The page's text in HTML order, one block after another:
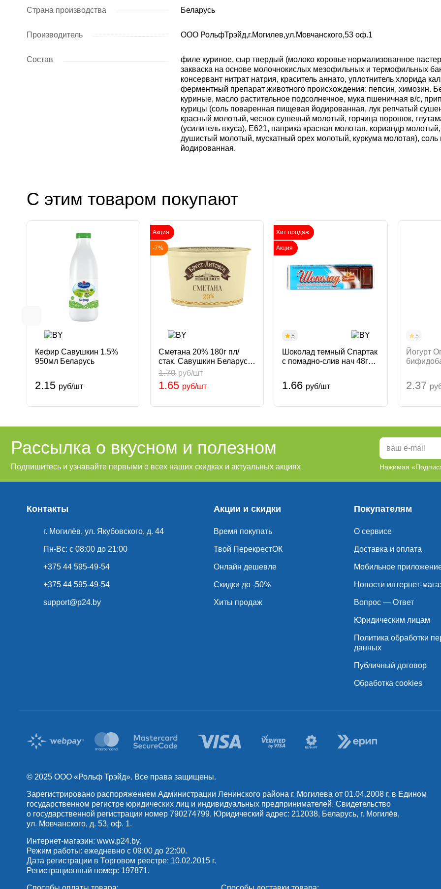
Страна производства Беларусь
Производитель ООО РольфТрэйд,г.Могилев,ул.Мовчанского,53 оф.1
Состав
филе куриное, сыр твердый (молоко коровье нормализованное
закваска на основе молочнокислых мезофильных и термофильных
консервант нитрат натрия, краситель аннато, уплотнитель хлорида
ферментный препарат животного происхождения: пепсин, химозин.
куриные, масло растительное подсолнечное, мука пшеничная в/с,
курицы (соль поваренная пищевая йодированная, лук репчатый
красный молотый, чеснок сушеный молотый, горчица порошок,
(усилитель вкуса), Е621, паприка красная молотая, кориандр
душистый молотый, мускатный орех молотый, куркума молотая),
йодированная.
С этим товаром покупают
Кефир Савушкин 1.5%
950мл Беларусь
2.15 руб/шт
Акция
-7%
Сметана 20% 180г пл/
стак. Савушкин Беларусь
Брест-Литовск
1.65 руб/шт
1.79 руб/шт
Хит продаж
Акция
5
Шоколад темный Спартак
с помадно-слив нач 48г
1.66 руб/шт
5
Йогурт
Беларусь
2.37
Рассылка о вкусном и полезном
Подпишитесь и узнавайте первыми о всех наших скидках и актуальных акциях Нажимая
Контакты
г. Могилёв, ул. Якубовского, д. 44
Пн-Вс: с 08:00 до 21:00
+375 44 595-49-54
+375 44 595-49-54
support@p24.by
Акции и скидки
Время покупать
Твой ПерекрестОК
Онлайн дешевле
Скидки до -50%
Хиты продаж
Покупателям
О сервисе
Доставка и оплата
Мобильное
Новости интернет-
Вопрос — Ответ
Юридическим лицам
Политика обработки
данных
Публичный договор
Обработка cookies
© 2025 OOO «Рольф Трэйд». Все права защищены.
Зарегистрировано распоряжением Администрации Ленинского района г. Могилева от 01.04.2008 г. в Едином
государственном регистре юридических лиц и индивидуальных предпринимателей. Свидетельство
о государственной регистрации номер 790274799. Юридический адрес: 212038, Беларусь, г. Могилёв,
ул. Мовчанского, д. 53, оф. 1.
Интернет-магазин: www.p24.by.
Режим работы: ежедневно с 09:00 до 22:00.
Дата регистрации в Торговом реестре: 10.02.2015 г.
Регистрационный номер: 197871.